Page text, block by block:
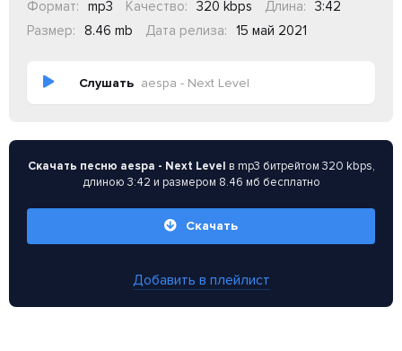
Формат: mp3 Качество: 320 kbps Длина:
3:42
Размер:
8.46 mb Дата релиза: 15 май 2021
Слушать aespa - Next Level
Скачать песню aespa - Next Level в mp3 битрейтом 320 kbps,
длиною 3:42 и размером 8.46 мб бесплатно
Скачать
Добавить в плейлист